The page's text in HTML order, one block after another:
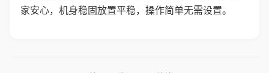
家安心，机身稳固放置平稳，操作简单无需设置。